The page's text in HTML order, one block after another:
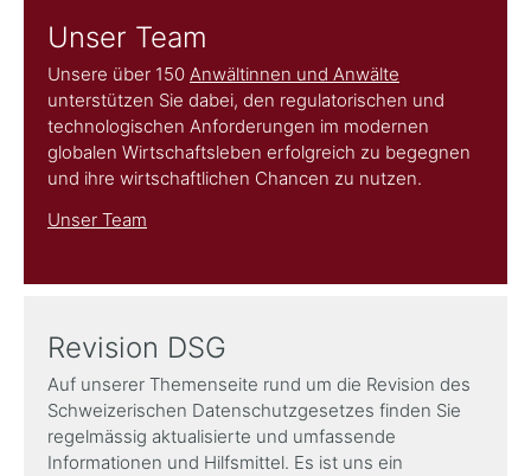
Unser Team
Unsere über 150 Anwältinnen und Anwälte
unterstützen Sie dabei, den regulatorischen und
technologischen Anforderungen im modernen
globalen Wirtschaftsleben erfolgreich zu begegnen
und ihre wirtschaftlichen Chancen zu nutzen.
Unser Team
Revision DSG
Auf unserer Themenseite rund um die Revision des
Schweizerischen Datenschutzgesetzes finden Sie
regelmässig aktualisierte und umfassende
Informationen und Hilfsmittel. Es ist uns ein